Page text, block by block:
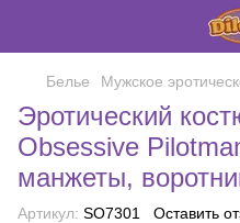
Белье Мужское
Эротический
Obsessive
манжеты,
Артикул: SO7301 Оставить